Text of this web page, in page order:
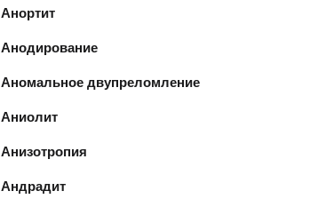
Анортит
Анодирование
Аномальное двупреломление
Аниолит
Анизотропия
Андрадит